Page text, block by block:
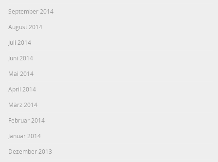
September 2014
August 2014
Juli 2014
Juni 2014
Mai 2014
April 2014
März 2014
Februar 2014
Januar 2014
Dezember 2013